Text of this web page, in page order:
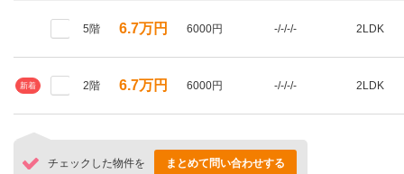
5階 6.7万円 6000円 -/-/-/- 2LDK
新着 2階 6.7万円 6000円 -/-/-/- 2LDK
チェックした物件を まとめて問い合わせする